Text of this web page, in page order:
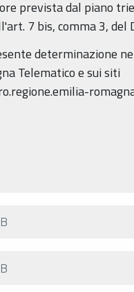
prevista dal piano
7 bis, comma 3, del
determinazione
Telematico e sui siti